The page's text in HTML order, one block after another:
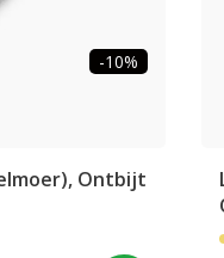
-10%
Ontbijt